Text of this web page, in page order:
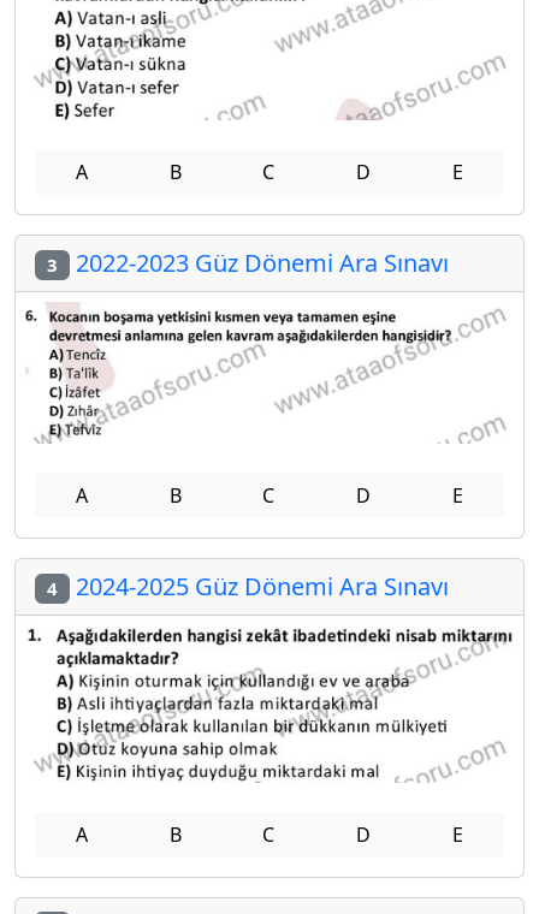
A B C D E
3 2022-2023 Güz Dönemi Ara Sınavı
A B C D E
4 2024-2025 Güz Dönemi Ara Sınavı
A B C D E